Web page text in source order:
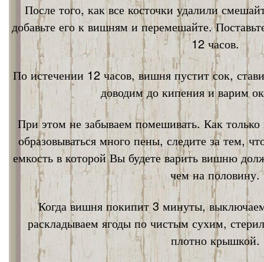
После того, как все косточки удалили
добавьте его к вишням и перемешайте.
12 часов.
По истечении 12 часов, вишня пустит сок,
доводим до кипения и варим
При этом не забываем помешивать. Как
образовываться много пены, следите за тем,
емкость в которой Вы будете варить вишню
чем на половину.
Когда вишня покипит 3 минуты,
раскладываем ягоды по чистым сухим,
плотно крышкой.